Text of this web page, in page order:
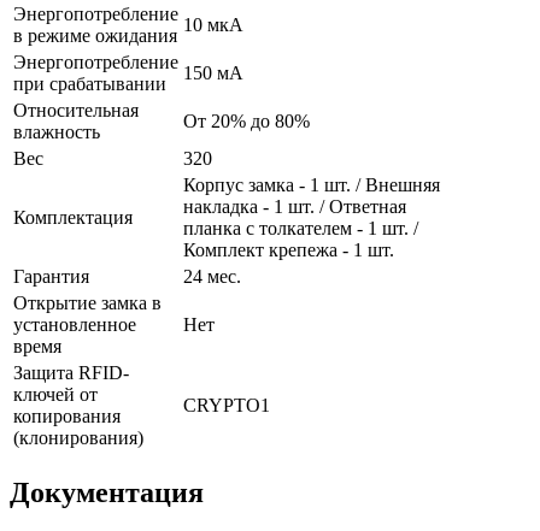
Энергопотребление
в режиме ожидания
10 мкА
Энергопотребление
при срабатывании
150 мА
Относительная
влажность
От 20% до 80%
Вес
320
Комплектация
Корпус замка - 1 шт. / Внешняя
накладка - 1 шт. / Ответная
планка с толкателем - 1 шт. /
Комплект крепежа - 1 шт.
Гарантия
24 мес.
Открытие замка в
установленное
время
Нет
Защита RFID-
ключей от
копирования
(клонирования)
CRYPTO1
Документация